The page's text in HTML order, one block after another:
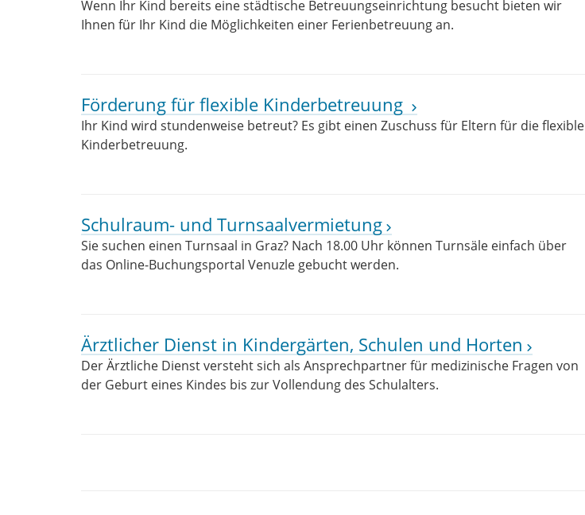
Wenn Ihr Kind bereits eine städtische Betreuungseinrichtung besucht bieten wir
Ihnen für Ihr Kind die Möglichkeiten einer Ferienbetreuung an.
Förderung für flexible Kinderbetreuung
Ihr Kind wird stundenweise betreut? Es gibt einen Zuschuss für Eltern für die flexible
Kinderbetreuung.
Schulraum- und Turnsaalvermietung
Sie suchen einen Turnsaal in Graz? Nach 18.00 Uhr können Turnsäle einfach über
das Online-Buchungsportal Venuzle gebucht werden.
Ärztlicher Dienst in Kindergärten, Schulen und Horten
Der Ärztliche Dienst versteht sich als Ansprechpartner für medizinische Fragen von
der Geburt eines Kindes bis zur Vollendung des Schulalters.